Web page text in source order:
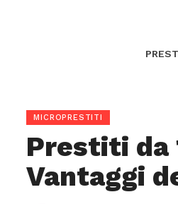
MICROPRESTITI
Prestiti da
Vantaggi